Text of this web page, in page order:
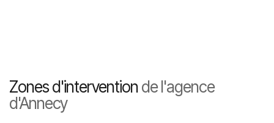
Zones d'interventionde l'agence
d'Annecy